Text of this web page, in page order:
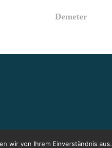
Demeter
wir von Ihrem Einverständnis aus.